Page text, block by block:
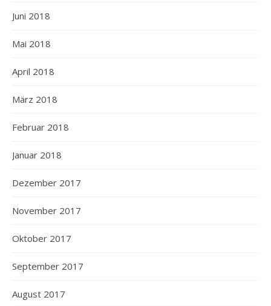
Juni 2018
Mai 2018
April 2018
März 2018
Februar 2018
Januar 2018
Dezember 2017
November 2017
Oktober 2017
September 2017
August 2017